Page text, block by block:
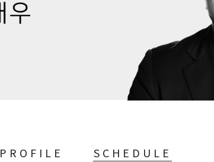
PROFILE SCHEDULE